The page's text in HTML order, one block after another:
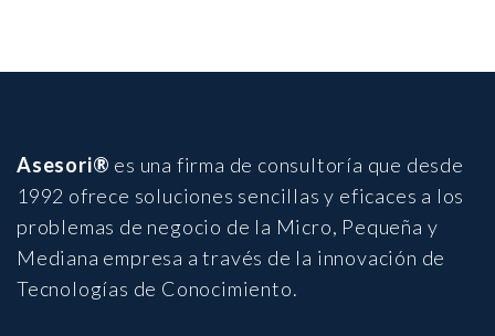
Asesori® es una firma de consultoría que desde
1992 ofrece soluciones sencillas y eficaces a los
problemas de negocio de la Micro, Pequeña y
Mediana empresa a través de la innovación de
Tecnologías de Conocimiento.